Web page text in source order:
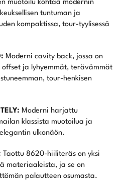
muotoilu kohtaa modernin
tuntuman ja
kompaktissa, tour-tyylisessä
Moderni cavity back, jossa on
ja lyhyemmät, terävämmät
tour-henkisen
Moderni harjattu
klassista muotoilua ja
ulkonäön.
Taottu 8620-hiiliteräs on yksi
materiaaleista, ja se on
palautteen osumasta.